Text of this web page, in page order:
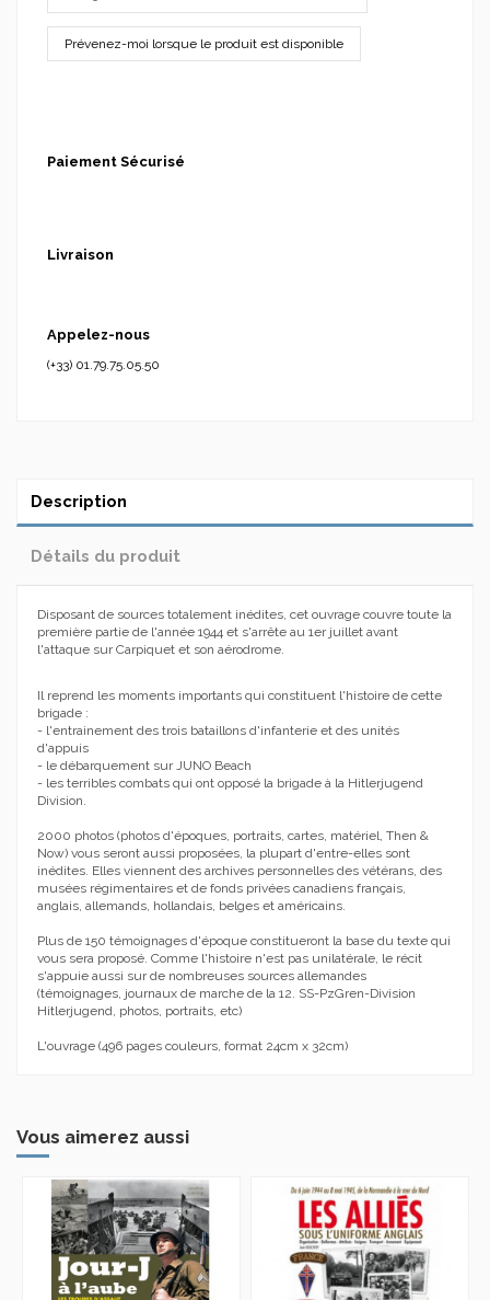
Paiement Sécurisé
Livraison
Appelez-nous
(+33) 01.79.75.05.50
Description
Détails du produit
Disposant de sources totalement inédites, cet ouvrage couvre toute la
première partie de l'année 1944 et s'arrête au 1er juillet avant
l'attaque sur Carpiquet et son aérodrome.
Il reprend les moments importants qui constituent l'histoire de cette
brigade :
- l'entrainement des trois bataillons d'infanterie et des unités
d'appuis
- le débarquement sur JUNO Beach
- les terribles combats qui ont opposé la brigade à la Hitlerjugend
Division.
2000 photos (photos d'époques, portraits, cartes, matériel, Then &
Now) vous seront aussi proposées, la plupart d'entre-elles sont
inédites. Elles viennent des archives personnelles des vétérans, des
musées régimentaires et de fonds privées canadiens français,
anglais, allemands, hollandais, belges et américains.
Plus de 150 témoignages d'époque constitueront la base du texte qui
vous sera proposé. Comme l'histoire n'est pas unilatérale, le récit
s'appuie aussi sur de nombreuses sources allemandes
(témoignages, journaux de marche de la 12. SS-PzGren-Division
Hitlerjugend, photos, portraits, etc)
L'ouvrage (496 pages couleurs, format 24cm x 32cm)
Vous aimerez aussi